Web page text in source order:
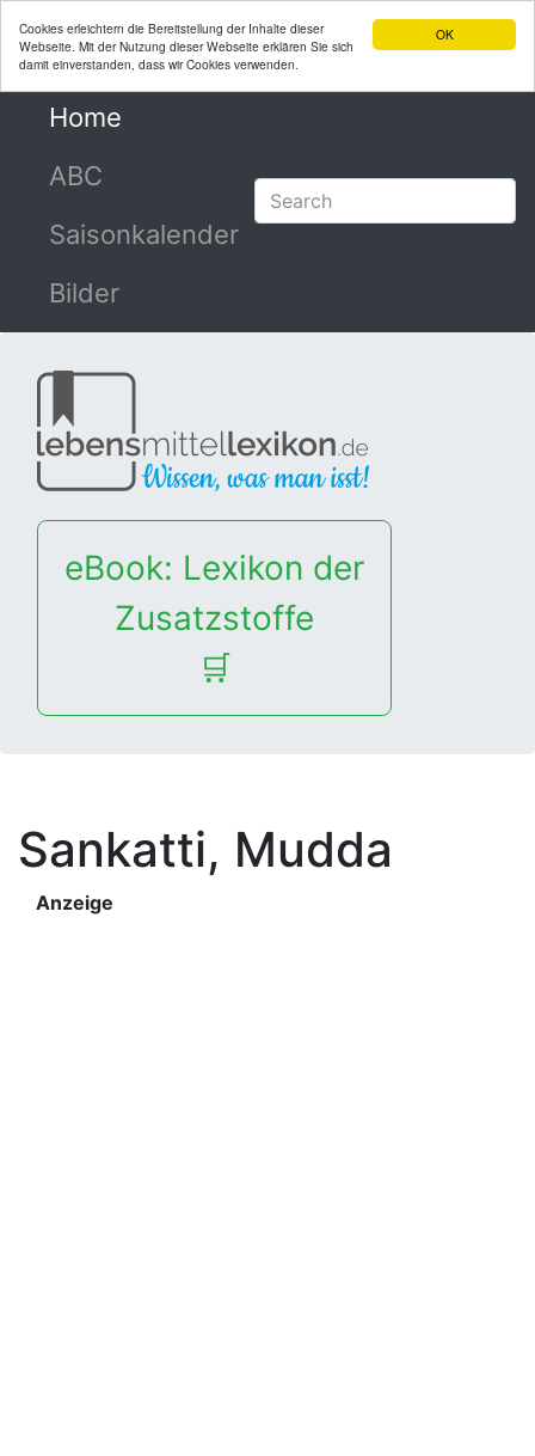
OK
Cookies erleichtern die Bereitstellung der Inhalte dieser
Webseite. Mit der Nutzung dieser Webseite erklären Sie sich
damit einverstanden, dass wir Cookies verwenden.
Home
ABC
Saisonkalender
Bilder
eBook: Lexikon der
Zusatzstoffe
🛒
Sankatti, Mudda
Anzeige